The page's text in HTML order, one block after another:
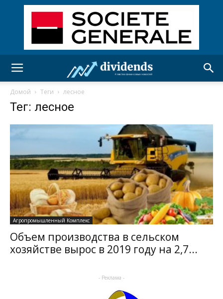
Домой Теги лесное
Тег: лесное
Агропромышленный Комплекс
Объем производства в сельском
хозяйстве вырос в 2019 году на 2,7...
- Реклама -